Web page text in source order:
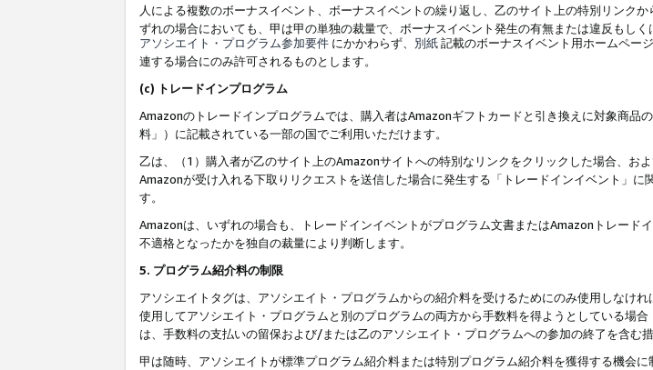
人による複数のボーナスイベント、ボーナスイベントの繰り返し、乙のサイト上の特別リンク
ずれの場合においても、甲は甲の単独の裁量で、ボーナスイベント発生の有無または違反もしく
アソシエイト・プログラム参加要件 にかかわらず、 別紙記載のボーナスイベント用ホームペー
連する場合にのみ許可されるものとします。
(c) トレードインプログラム
Amazonのトレードインプログラムでは、購入者はAmazonギフトカードと引き換えに対象商
料」）に記載されている一部の国でご利用いただけます。
乙は、（1）購入者が乙のサイト上のAmazonサイトへの特別なリンクをクリックした場合、お
Amazonが受け入れる下取りリクエストを送信した場合に発生する「トレードインイベント」
す。
Amazonは、いずれの場合も、トレードインイベントがプログラム文書またはAmazonトレー
不適格となったかを独自の裁量により判断します。
5. プログラム紹介料の制限
アソシエイトタグは、アソシエイト・プログラムからの紹介料を受けるためにのみ使用しなけ
使用してアソシエイト・プログラムと別のプログラムの両方から手数料を得ようとしている場
は、手数料の支払いの留保および/または乙のアソシエイト・プログラムへの参加の終了を含む
甲は随時、アソシエイトが標準プログラム紹介料または特別プログラム紹介料を獲得する機会